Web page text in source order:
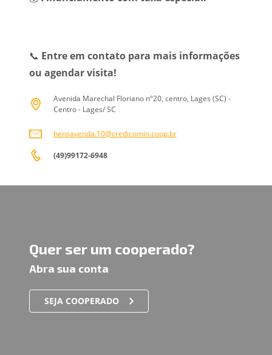
📞 Entre em contato para mais informações
ou agendar visita!
Avenida Marechal Floriano n°20, centro, Lages (SC) -
Centro - Lages/ SC
bensavenda.10@credicomin.coop.br
(49)99172-6948
Quer ser um cooperado?
Abra sua conta
SEJA COOPERADO